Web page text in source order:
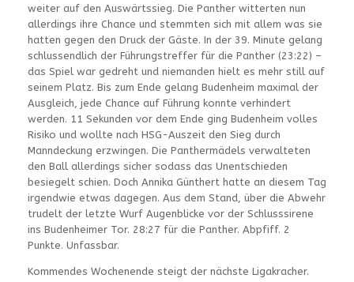
weiter auf den Auswärtssieg. Die Panther witterten nun
allerdings ihre Chance und stemmten sich mit allem was sie
hatten gegen den Druck der Gäste. In der 39. Minute gelang
schlussendlich der Führungstreffer für die Panther (23:22) –
das Spiel war gedreht und niemanden hielt es mehr still auf
seinem Platz. Bis zum Ende gelang Budenheim maximal der
Ausgleich, jede Chance auf Führung konnte verhindert
werden. 11 Sekunden vor dem Ende ging Budenheim volles
Risiko und wollte nach HSG-Auszeit den Sieg durch
Manndeckung erzwingen. Die Panthermädels verwalteten
den Ball allerdings sicher sodass das Unentschieden
besiegelt schien. Doch Annika Günthert hatte an diesem Tag
irgendwie etwas dagegen. Aus dem Stand, über die Abwehr
trudelt der letzte Wurf Augenblicke vor der Schlusssirene
ins Budenheimer Tor. 28:27 für die Panther. Abpfiff. 2
Punkte. Unfassbar.
Kommendes Wochenende steigt der nächste Ligakracher.